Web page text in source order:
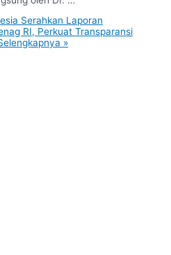
Serahkan Laporan
RI, Perkuat Transparansi
»